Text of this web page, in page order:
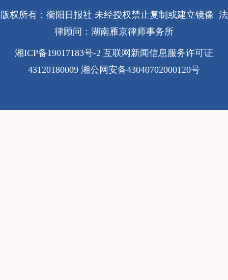
版权所有：衡阳日报社 未经授权禁止复制或建立镜像 法
律顾问：湖南雁京律师事务所
湘ICP备19017183号-2 互联网新闻信息服务许可证
43120180009 湘公网安备43040702000120号